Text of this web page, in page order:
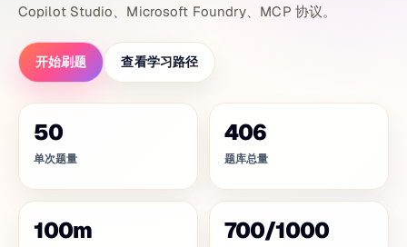
Copilot Studio、Microsoft Foundry、MCP 协议。
开始刷题 查看学习路径
50
单次题量
406
题库总量
100m 700/1000